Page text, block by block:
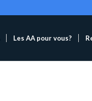
Les AA pour vous?